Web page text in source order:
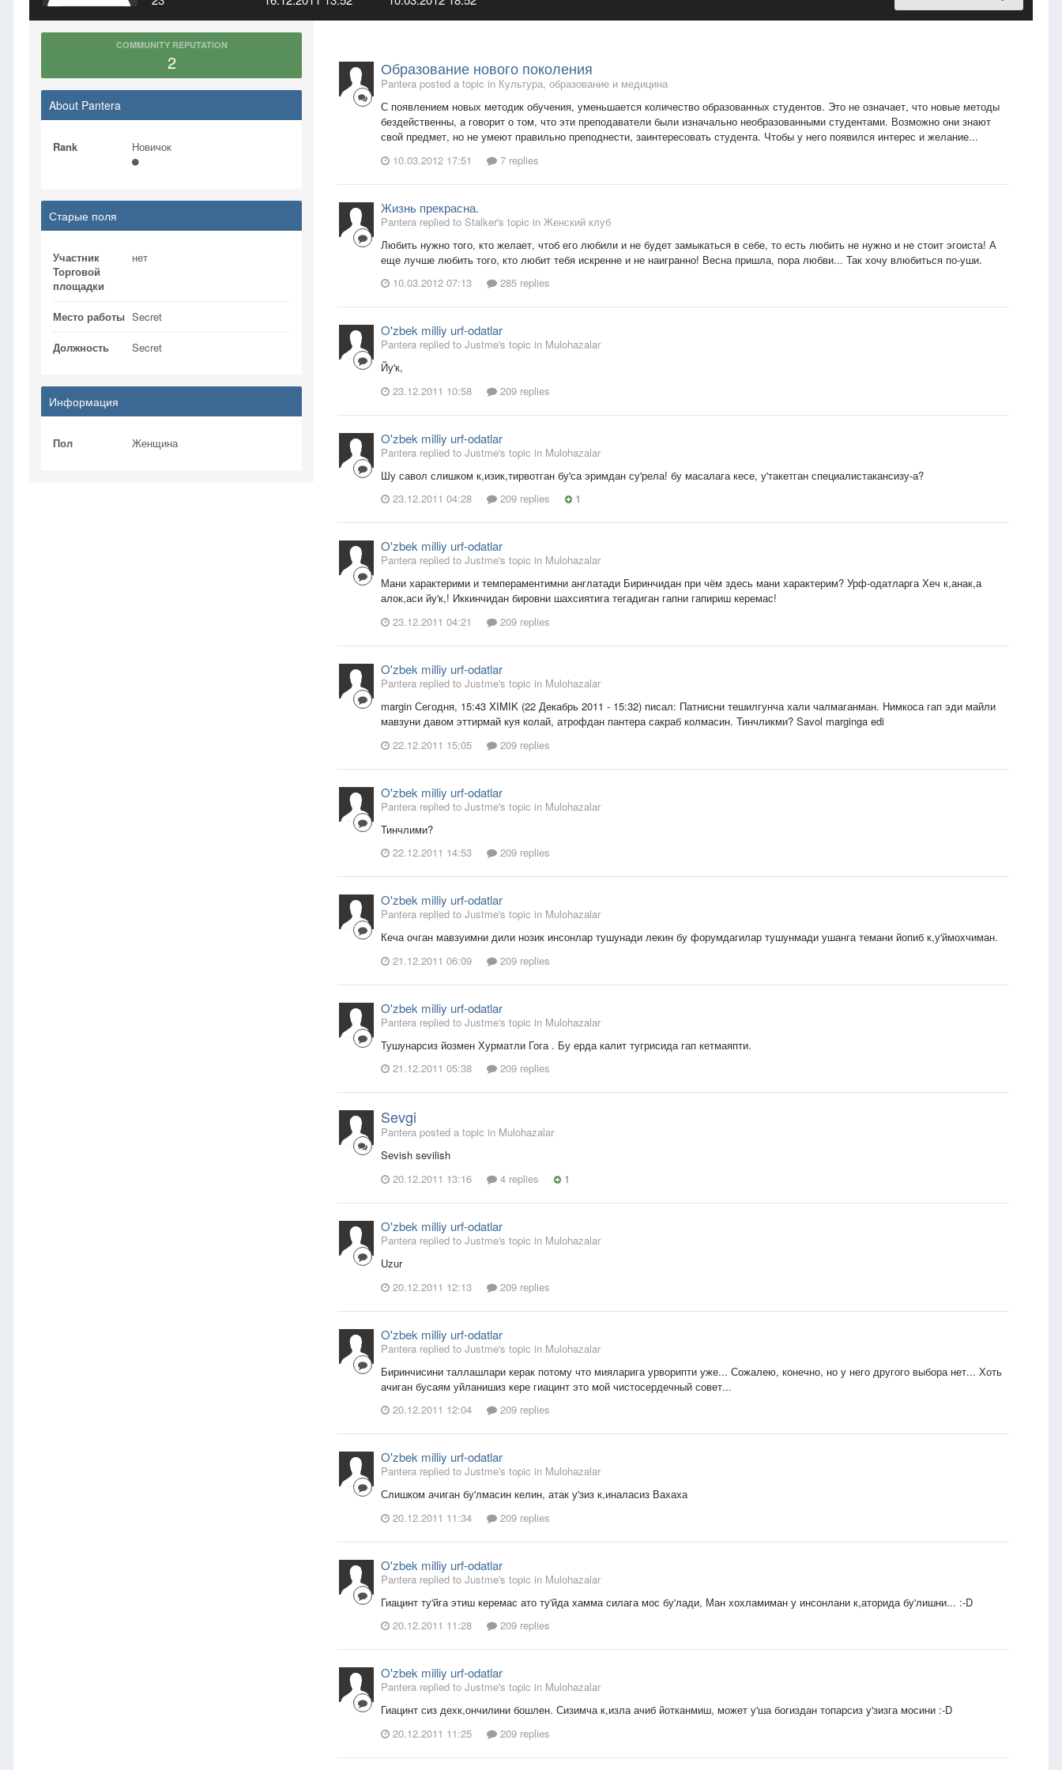
COMMUNITY REPUTATION
2
About Pantera
Rank Новичок
Старые поля
Участник
Торговой
площадки
нет
Место работы Secret
Должность Secret
Информация
Пол Женщина
Образование нового поколения
Pantera posted a topic in Культура, образование и медицина
С появлением новых методик обучения, уменьшается количество образованных студентов. Это не означает, что новые методы
бездейственны, а говорит о том, что эти преподаватели были изначально необразованными студентами. Возможно они знают
свой предмет, но не умеют правильно преподнести, заинтересовать студента. Чтобы у него появился интерес и желание...
10.03.2012 17:51
7 replies
Жизнь прекрасна.
Pantera replied to Stalker's topic in Женский клуб
Любить нужно того, кто желает, чтоб его любили и не будет замыкаться в себе, то есть любить не нужно и не стоит эгоиста! А
еще лучше любить того, кто любит тебя искренне и не наигранно! Весна пришла, пора любви... Так хочу влюбиться по-уши.
10.03.2012 07:13
285 replies
O'zbek milliy urf-odatlar
Pantera replied to Justme's topic in Mulohazalar
Йу'к,
23.12.2011 10:58
209 replies
O'zbek milliy urf-odatlar
Pantera replied to Justme's topic in Mulohazalar
Шу савол слишком к,изик,тирвотган бу'са эримдан су'рела! бу масалага кесе, у'такетган специалистакансизу-а?
23.12.2011 04:28
209 replies 1
O'zbek milliy urf-odatlar
Pantera replied to Justme's topic in Mulohazalar
Мани характерими и темпераментимни англатади Биринчидан при чём здесь мани характерим? Урф-одатларга Хеч к,анак,а
алок,аси йу'к,! Иккинчидан бировни шахсиятига тегадиган гапни гапириш керемас!
23.12.2011 04:21
209 replies
O'zbek milliy urf-odatlar
Pantera replied to Justme's topic in Mulohazalar
margin Сегодня, 15:43 XIMIK (22 Декабрь 2011 - 15:32) писал: Патнисни тешилгунча хали чалмаганман. Нимкоса гап эди майли
мавзуни давом эттирмай куя колай, атрофдан пантера сакраб колмасин. Тинчликми? Savol marginga edi
22.12.2011 15:05
209 replies
O'zbek milliy urf-odatlar
Pantera replied to Justme's topic in Mulohazalar
Тинчлими?
22.12.2011 14:53
209 replies
O'zbek milliy urf-odatlar
Pantera replied to Justme's topic in Mulohazalar
Кеча очган мавзуимни дили нозик инсонлар тушунади лекин бу форумдагилар тушунмади ушанга темани йопиб к,у'ймохчиман.
21.12.2011 06:09
209 replies
O'zbek milliy urf-odatlar
Pantera replied to Justme's topic in Mulohazalar
Тушунарсиз йозмен Хурматли Гога . Бу ерда калит тугрисида гап кетмаяпти.
21.12.2011 05:38
209 replies
Sevgi
Pantera posted a topic in Mulohazalar
Sevish sevilish
20.12.2011 13:16
4 replies 1
O'zbek milliy urf-odatlar
Pantera replied to Justme's topic in Mulohazalar
Uzur
20.12.2011 12:13
209 replies
O'zbek milliy urf-odatlar
Pantera replied to Justme's topic in Mulohazalar
Биринчисини таллашлари керак потому что мияларига урворипти уже... Сожалею, конечно, но у него другого выбора нет... Хоть
ачиган бусаям уйланишиз кере гиацинт это мой чистосердечный совет...
20.12.2011 12:04
209 replies
O'zbek milliy urf-odatlar
Pantera replied to Justme's topic in Mulohazalar
Слишком ачиган бу'лмасин келин, атак у'зиз к,иналасиз Вахаха
20.12.2011 11:34
209 replies
O'zbek milliy urf-odatlar
Pantera replied to Justme's topic in Mulohazalar
Гиацинт ту'йга этиш керемас ато ту'йда хамма силага мос бу'лади, Ман хохламиман у инсонлани к,аторида бу'лишни... :-D
20.12.2011 11:28
209 replies
O'zbek milliy urf-odatlar
Pantera replied to Justme's topic in Mulohazalar
Гиацинт сиз дехк,ончилини бошлен. Сизимча к,изла ачиб йотканмиш, может у'ша богиздан топарсиз у'зизга мосини :-D
20.12.2011 11:25
209 replies